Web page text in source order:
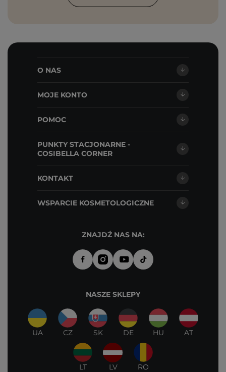
O NAS
MOJE KONTO
POMOC
PUNKTY STACJONARNE -
COSIBELLA CORNER
KONTAKT
WSPARCIE KOSMETOLOGICZNE
ZNAJDŹ NAS NA:
NASZE SKLEPY
UA CZ SK DE HU AT
LT LV RO